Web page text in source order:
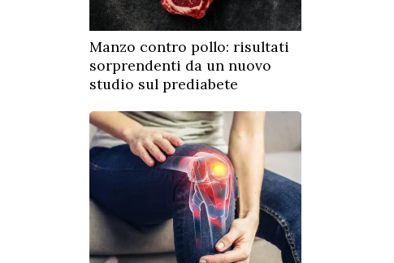
Manzo contro pollo: risultati
sorprendenti da un nuovo
studio sul prediabete